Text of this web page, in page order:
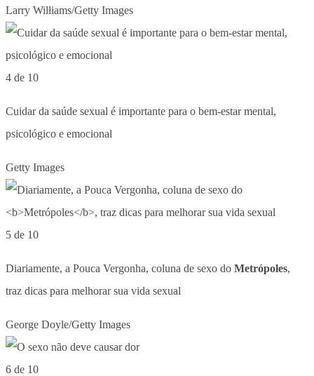
Larry Williams/Getty Images
4 de 10
Cuidar da saúde sexual é importante para o bem-estar mental,
psicológico e emocional
Getty Images
5 de 10
Diariamente, a Pouca Vergonha, coluna de sexo do Metrópoles,
traz dicas para melhorar sua vida sexual
George Doyle/Getty Images
6 de 10